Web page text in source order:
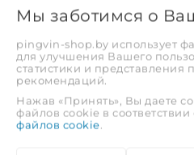
Мы заботимся о
pingvin-shop.by использует
для улучшения Вашего
статистики и представления
рекомендаций.
Нажав «Принять», Вы даете
файлов cookie в соответствии
файлов cookie